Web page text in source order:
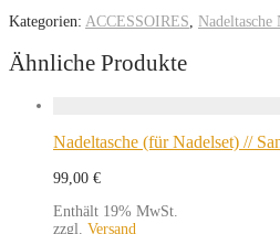
Kategorien: ACCESSOIRES Nadeltasche
Ähnliche Produkte
Nadeltasche (für Nadelset) //
99,00 €
Enthält 19% MwSt.
zzgl. Versand